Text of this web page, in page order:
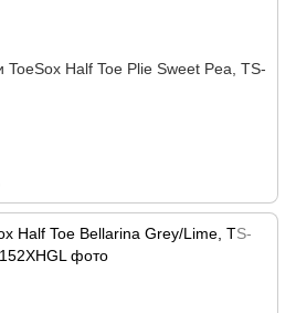
Half Toe Plie Sweet Pea, TS-